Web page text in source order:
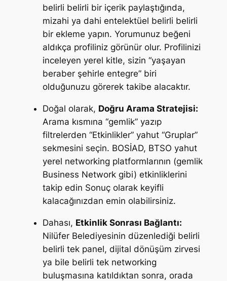
belirli belirli bir içerik paylaştığında,
mizahi ya dahi entelektüel belirli belirli
bir ekleme yapın. Yorumunuz beğeni
aldıkça profiliniz görünür olur. Profilinizi
inceleyen yerel kitle, sizin “yaşayan
beraber şehirle entegre” biri
olduğunuzu görerek takibe alacaktır.
Doğal olarak, Doğru Arama Stratejisi:
Arama kısmına “gemlik” yazıp
filtrelerden “Etkinlikler” yahut “Gruplar”
sekmesini seçin. BOSİAD, BTSO yahut
yerel networking platformlarının (gemlik
Business Network gibi) etkinliklerini
takip edin Sonuç olarak keyifli
kalacağınızdan emin olabilirsiniz.
Dahası, Etkinlik Sonrası Bağlantı:
Nilüfer Belediyesinin düzenlediği belirli
belirli tek panel, dijital dönüşüm zirvesi
ya bile belirli tek networking
buluşmasına katıldıktan sonra, orada